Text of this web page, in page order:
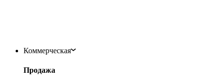
Коммерческая
Продажа